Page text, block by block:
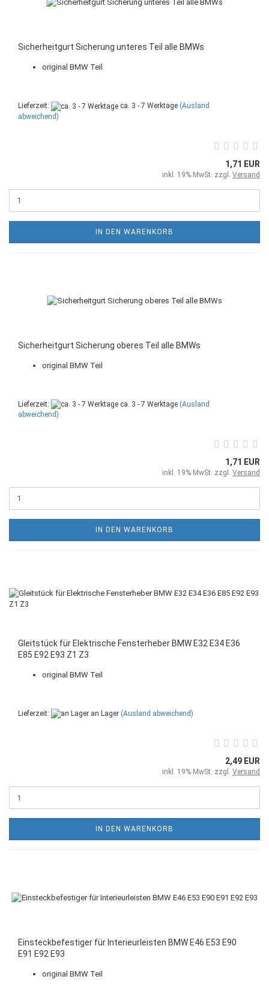
Sicherheitgurt Sicherung unteres Teil alle BMWs
original BMW Teil
Lieferzeit: ca. 3 - 7 Werktage (Ausland
abweichend)
1,71 EUR
inkl. 19% MwSt. zzgl. Versand
IN DEN WARENKORB
Sicherheitgurt Sicherung oberes Teil alle BMWs
original BMW Teil
Lieferzeit: ca. 3 - 7 Werktage (Ausland
abweichend)
1,71 EUR
inkl. 19% MwSt. zzgl. Versand
IN DEN WARENKORB
Gleitstück für Elektrische Fensterheber BMW E32 E34 E36
E85 E92 E93 Z1 Z3
original BMW Teil
Lieferzeit: an Lager (Ausland abweichend)
2,49 EUR
inkl. 19% MwSt. zzgl. Versand
IN DEN WARENKORB
Einsteckbefestiger für Interieurleisten BMW E46 E53 E90
E91 E92 E93
original BMW Teil